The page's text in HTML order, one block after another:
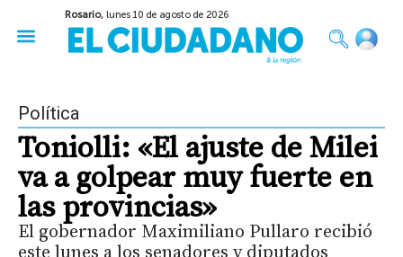
Rosario,lunes 10 de agosto de 2026
Política
Toniolli: «El ajuste de Milei
va a golpear muy fuerte en
las provincias»
El gobernador Maximiliano Pullaro recibió
este lunes a los senadores y diputados